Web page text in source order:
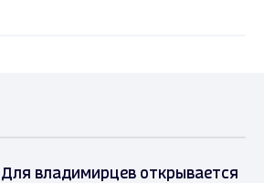
Для владимирцев открывается